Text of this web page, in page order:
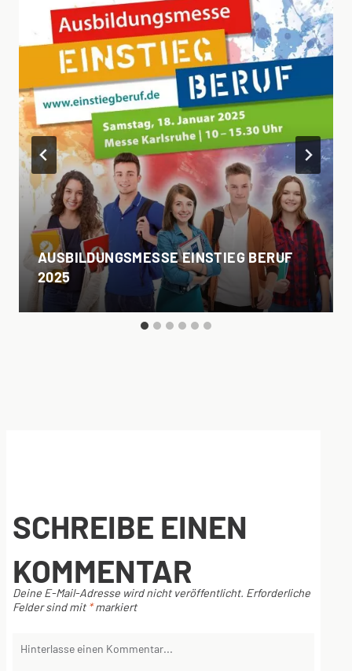
AUSBILDUNGSMESSE EINSTIEG BERUF
2025
SCHREIBE EINEN
KOMMENTAR
Deine E-Mail-Adresse wird nicht veröffentlicht. Erforderliche
Felder sind mit *markiert